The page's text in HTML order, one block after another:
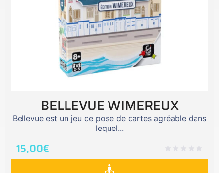
BELLEVUE WIMEREUX
Bellevue est un jeu de pose de cartes agréable dans
lequel...
15,00€